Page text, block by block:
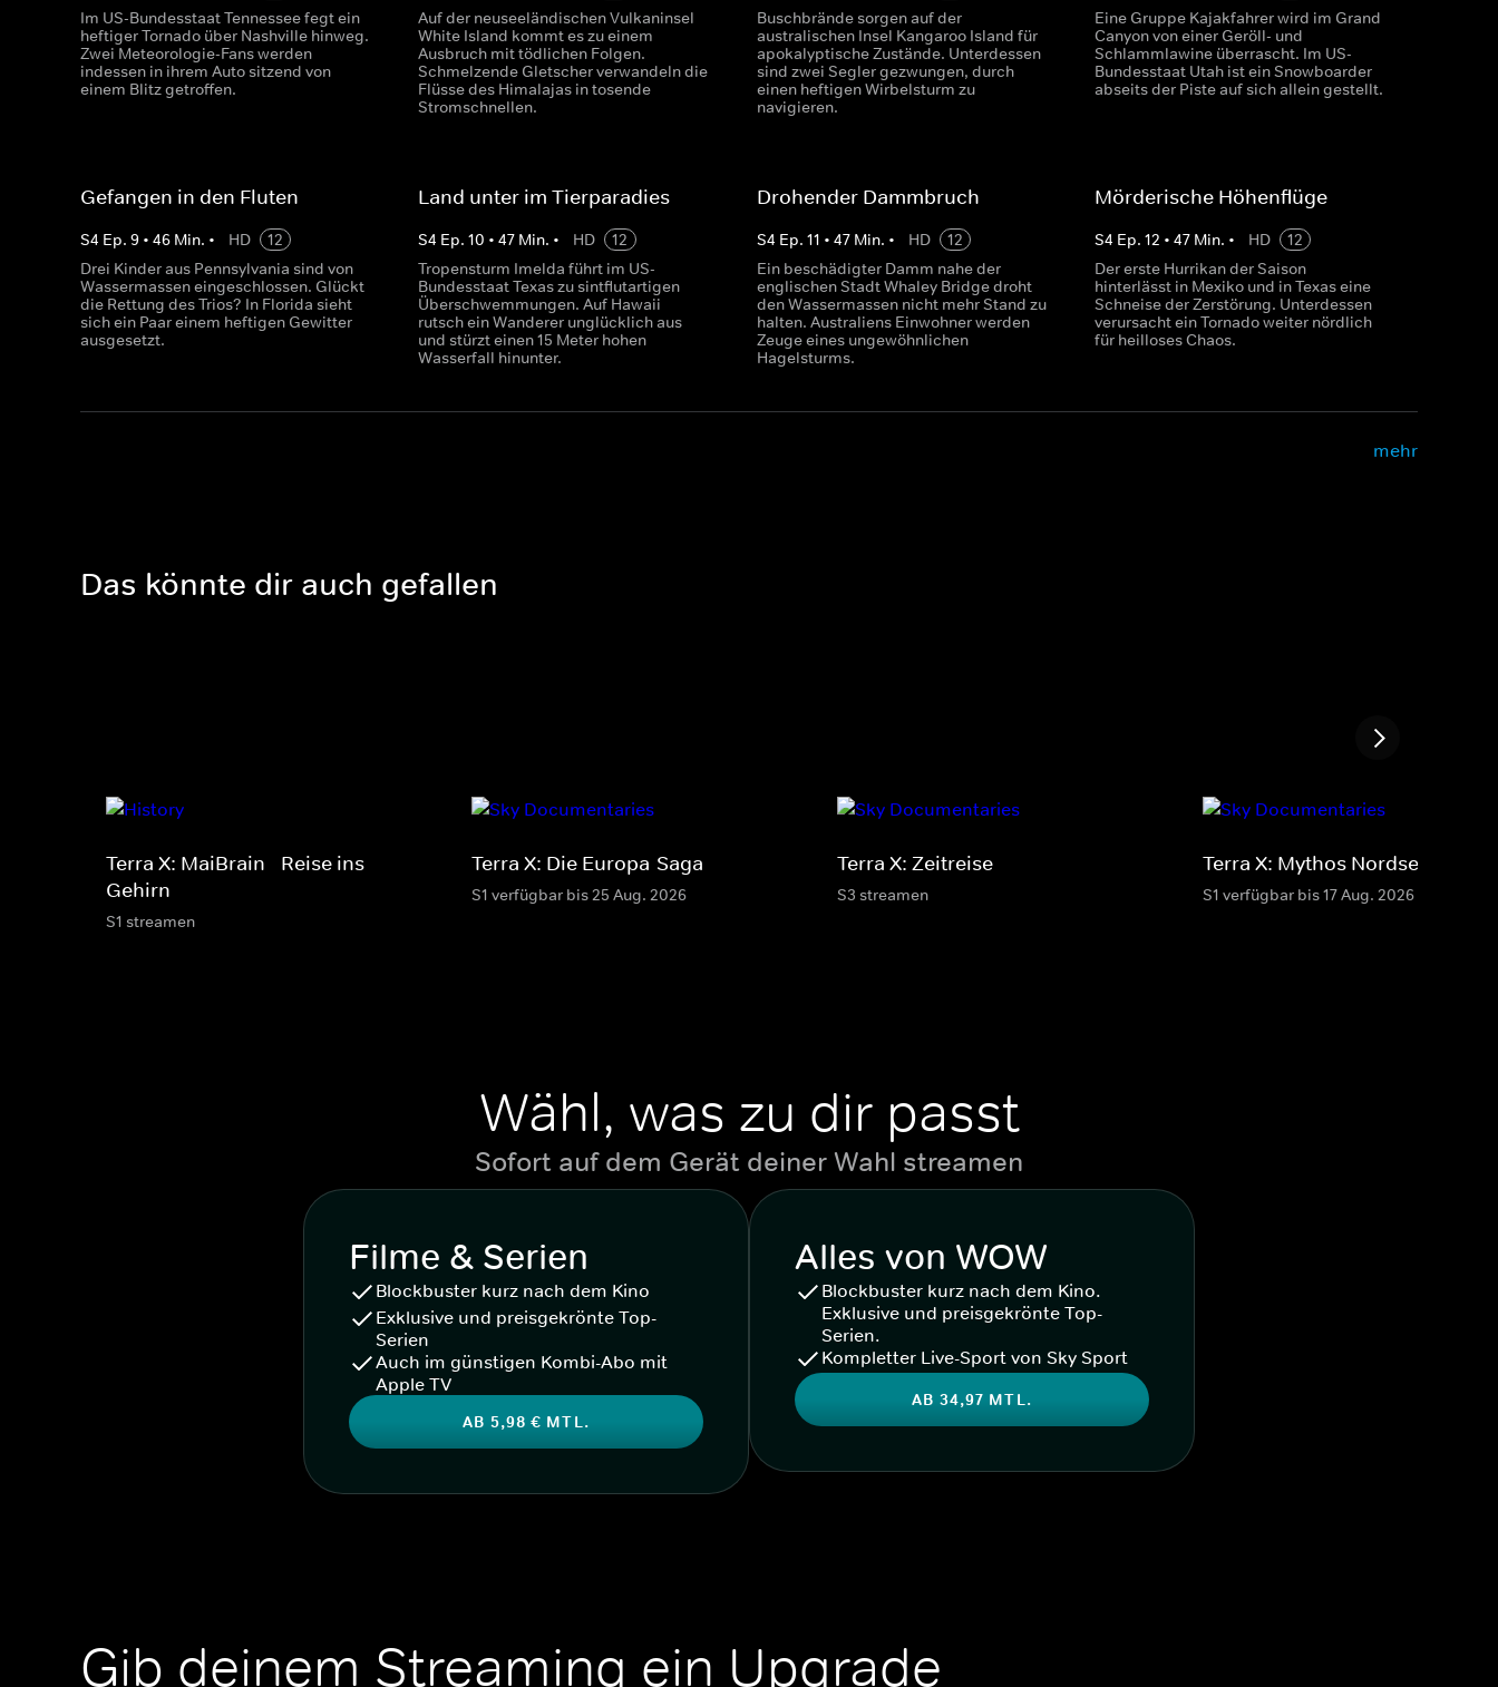
Im US-Bundesstaat Tennessee fegt ein
heftiger Tornado über Nashville hinweg.
Zwei Meteorologie-Fans werden
indessen in ihrem Auto sitzend von
einem Blitz getroffen.
Auf der neuseeländischen Vulkaninsel
White Island kommt es zu einem
Ausbruch mit tödlichen Folgen.
Schmelzende Gletscher verwandeln die
Flüsse des Himalajas in tosende
Stromschnellen.
Buschbrände sorgen auf der
australischen Insel Kangaroo Island für
apokalyptische Zustände. Unterdessen
sind zwei Segler gezwungen, durch
einen heftigen Wirbelsturm zu
navigieren.
Eine Gruppe Kajakfahrer wird im Grand
Canyon von einer Geröll- und
Schlammlawine überrascht. Im US-
Bundesstaat Utah ist ein Snowboarder
abseits der Piste auf sich allein gestellt.
Gefangen in den Fluten
S4 Ep. 9 • 46 Min. • HD
12
Drei Kinder aus Pennsylvania sind von
Wassermassen eingeschlossen. Glückt
die Rettung des Trios? In Florida sieht
sich ein Paar einem heftigen Gewitter
ausgesetzt.
Land unter im Tierparadies
S4 Ep.10 •47 Min. • HD
12
Tropensturm Imelda führt im US-
Bundesstaat Texas zu sintflutartigen
Überschwemmungen. Auf Hawaii
rutsch ein Wanderer unglücklich aus
und stürzt einen 15 Meter hohen
Wasserfall hinunter.
Drohender Dammbruch
S4 Ep. 11 • 47Min. • HD
12
Ein beschädigter Damm nahe der
englischen Stadt Whaley Bridge droht
den Wassermassen nicht mehr Stand zu
halten. Australiens Einwohner werden
Zeuge eines ungewöhnlichen
Hagelsturms.
Mörderische Höhenflüge
S4 Ep. 12 • 47Min. • HD
12
Der erste Hurrikan der Saison
hinterlässt in Mexiko und in Texas eine
Schneise der Zerstörung. Unterdessen
verursacht ein Tornado weiter nördlich
für heilloses Chaos.
mehr
Das könnte dir auch gefallen
Terra X: MaiBrain - Reise ins
Gehirn
S1 streamen
Terra X: Die Europa-Saga
S1 verfügbar bis 25 Aug. 2026
Terra X: Zeitreise
S3 streamen
Terra X: Mythos Nordsee
S1 verfügbar bis 17 Aug. 2026
Wähl, was zu dir passt
Sofort auf dem Gerät deiner Wahl streamen
Filme & Serien
Blockbuster kurz nach dem Kino
Exklusive und preisgekrönte Top-
Serien
Auch im günstigen Kombi-Abo mit
Apple TV
AB 5,98 € MTL.
Alles von WOW
Blockbuster kurz nach dem Kino.
Exklusive und preisgekrönte Top-
Serien.
Kompletter Live-Sport von Sky Sport
AB 34,97 MTL.
Gib deinem Streaming ein Upgrade